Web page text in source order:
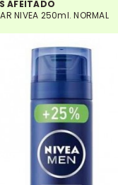
AFEITADO
NIVEA 250ml. NORMAL